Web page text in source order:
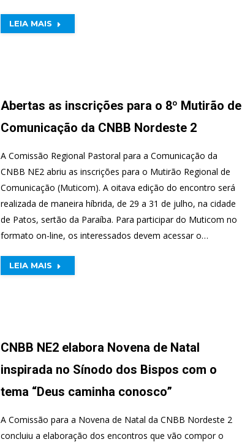
LEIA MAIS
Abertas as inscrições para o 8º Mutirão de
Comunicação da CNBB Nordeste 2
A Comissão Regional Pastoral para a Comunicação da
CNBB NE2 abriu as inscrições para o Mutirão Regional de
Comunicação (Muticom). A oitava edição do encontro será
realizada de maneira híbrida, de 29 a 31 de julho, na cidade
de Patos, sertão da Paraíba. Para participar do Muticom no
formato on-line, os interessados devem acessar o…
LEIA MAIS
CNBB NE2 elabora Novena de Natal
inspirada no Sínodo dos Bispos com o
tema “Deus caminha conosco”
A Comissão para a Novena de Natal da CNBB Nordeste 2
concluiu a elaboração dos encontros que vão compor o